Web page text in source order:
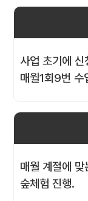
사업 초기에
매월1회9번 수
매월 계절에 맞
숲체험 진행.